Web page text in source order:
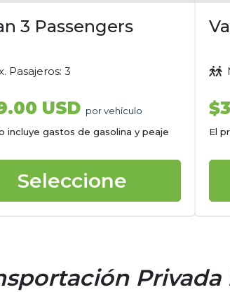
3 Passengers
Pasajeros: 3
USD por vehículo
incluye gastos de gasolina y peaje
Seleccione
El